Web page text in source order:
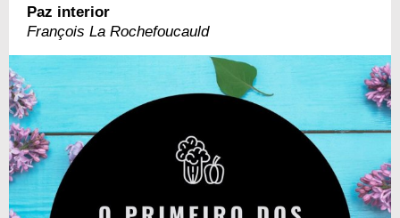
Paz interior
François La Rochefoucauld